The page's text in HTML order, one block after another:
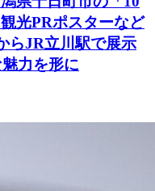
光PRポスターなど
らJR立川駅で展示
力を形に